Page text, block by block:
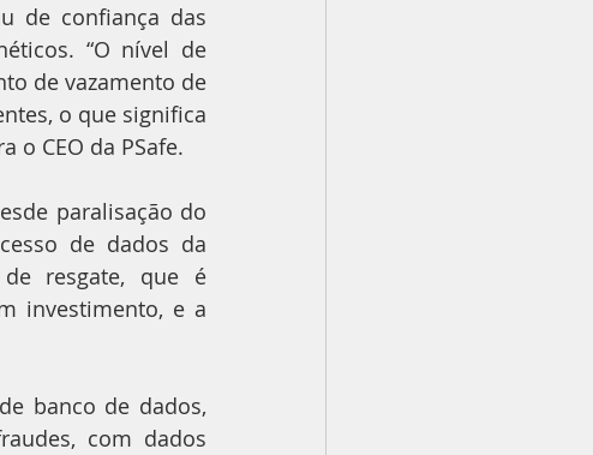
de confiança das
“O nível de
de vazamento de
o que significa
o CEO da PSafe.
paralisação do
de dados da
resgate, que é
investimento, e a
banco de dados,
com dados